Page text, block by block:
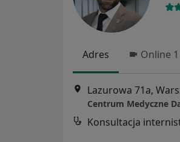
Adres Online 1
Lazurowa 71a,
Centrum Medyczne
Konsultacja